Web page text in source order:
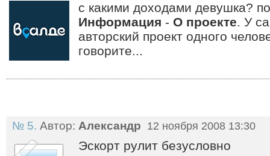
с какими доходами девушка?
Информация - О проекте. У
авторский проект одного
говорите...
№ 5. Автор: Александр 12 ноября 2008 13:30
Эскорт рулит безусловно